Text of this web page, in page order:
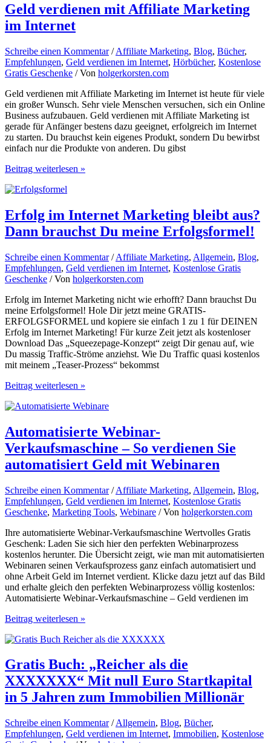
Hause
–
Mit
Ratgeber-
Webseiten
online
verdienen
Geld verdienen mit Affiliate Marketing
im Internet
Schreibe einen Kommentar /Affiliate Marketing, Blog, Bücher,
Empfehlungen, Geld verdienen im Internet, Hörbücher, Kostenlose
Gratis Geschenke / Von holgerkorsten.com
Geld verdienen mit Affiliate Marketing im Internet ist heute für viele
ein großer Wunsch. Sehr viele Menschen versuchen, sich ein Online
Business aufzubauen. Geld verdienen mit Affiliate Marketing ist
gerade für Anfänger bestens dazu geeignet, erfolgreich im Internet
zu starten. Du brauchst kein eigenes Produkt, sondern Du bewirbst
einfach nur die Produkte von anderen. Du gibst
Geld
mit
Marketing
im
Internet
Beitrag weiterlesen »
Erfolg im Internet Marketing bleibt aus ?
Dann brauchst Du meine Erfolgsformel!
Schreibe einen Kommentar /Affiliate Marketing, Allgemein, Blog,
Empfehlungen, Geld verdienen im Internet, Kostenlose Gratis
Geschenke / Von holgerkorsten.com
Erfolg im Internet Marketing nicht wie erhofft? Dann brauchst Du
meine Erfolgsformel! Hole Dir jetzt meine GRATIS-
ERFOLGSFORMEL und kopiere sie einfach 1 zu 1 für DEINEN
Erfolg im Internet Marketing! Für kurze Zeit jetzt als kostenloser
Download Das „Squeezepage-Konzept“ zeigt Dir genau auf, wie
Du massig Traffic-Ströme anziehst. Wie Du Traffic quasi kostenlos
mit meinem „Teaser-Prozess“ bekommst
Erfolg
Internet
bleibt
aus ?
Dann
brauchst
Du
Erfolgsformel!
Beitrag weiterlesen »
Automatisierte Webinar-
Verkaufsmaschine – So verdienen Sie
automatisiert Geld mit Webinaren
Schreibe einen Kommentar /Affiliate Marketing, Allgemein, Blog,
Empfehlungen, Geld verdienen im Internet, Kostenlose Gratis
Geschenke, Marketing Tools, Webinare / Von holgerkorsten.com
Ihre automatisierte Webinar-Verkaufsmaschine Wertvolles Gratis
Geschenk: Laden Sie sich hier den perfekten Webinarprozess
kostenlos herunter. Die Übersicht zeigt, wie man mit automatisierten
Webinaren seinen Verkaufsprozess ganz einfach automatisiert und
ohne Arbeit Geld im Internet verdient. Klicke dazu jetzt auf das Bild
und erhalte gleich den perfekten Webinarprozess völlig kostenlos:
Automatisierte Webinar-Verkaufsmaschine – Geld verdienen im
Automatisierte
Verkaufsmaschine
So
verdienen
Sie
automatisiert
Geld
Webinaren
Beitrag weiterlesen »
Gratis Buch: „Reicher als die
XXXXXXX“ Mit null Euro Startkapital
in 5 Jahren zum Immobilien Millionär
Schreibe einen Kommentar /Allgemein, Blog, Bücher,
Empfehlungen, Geld verdienen im Internet, Immobilien, Kostenlose